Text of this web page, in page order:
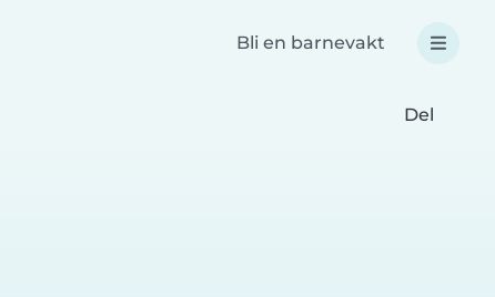
Bli en barnevakt
Del